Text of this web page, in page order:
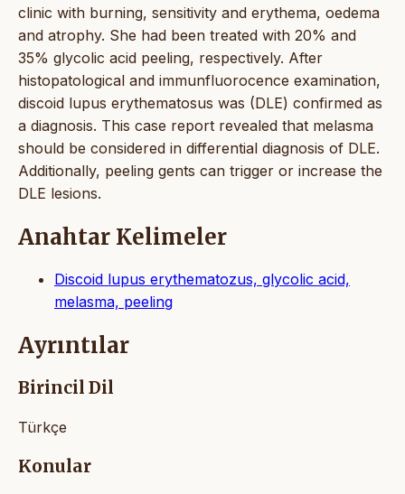
clinic with burning, sensitivity and erythema, oedema
and atrophy. She had been treated with 20% and
35% glycolic acid peeling, respectively. After
histopatological and immunfluorocence examination,
discoid lupus erythematosus was (DLE) confirmed as
a diagnosis. This case report revealed that melasma
should be considered in differential diagnosis of DLE.
Additionally, peeling gents can trigger or increase the
DLE lesions.
Anahtar Kelimeler
Discoid lupus erythematozus, glycolic acid,
melasma, peeling
Ayrıntılar
Birincil Dil
Türkçe
Konular